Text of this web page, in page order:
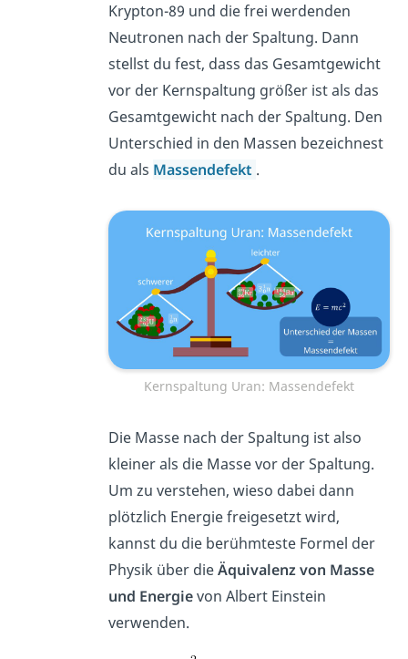
Krypton-89 und die frei werdenden
Neutronen nach der Spaltung. Dann
stellst du fest, dass das Gesamtgewicht
vor der Kernspaltung größer ist als das
Gesamtgewicht nach der Spaltung. Den
Unterschied in den Massen bezeichnest
du als Massendefekt .
Kernspaltung Uran: Massendefekt
Die Masse nach der Spaltung ist also
kleiner als die Masse vor der Spaltung.
Um zu verstehen, wieso dabei dann
plötzlich Energie freigesetzt wird,
kannst du die berühmteste Formel der
Physik über dieÄquivalenz von Masse
und Energievon Albert Einstein
verwenden.